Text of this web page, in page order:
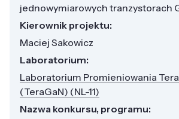
jednowymiarowych tranzystorach
Kierownik projektu:
Maciej Sakowicz
Laboratorium:
Laboratorium Promieniowania
(TeraGaN) (NL-11)
Nazwa konkursu, programu: